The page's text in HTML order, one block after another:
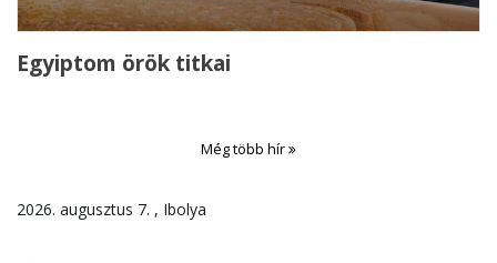
Egyiptom örök titkai
Még több hír
2026. augusztus 7. , Ibolya